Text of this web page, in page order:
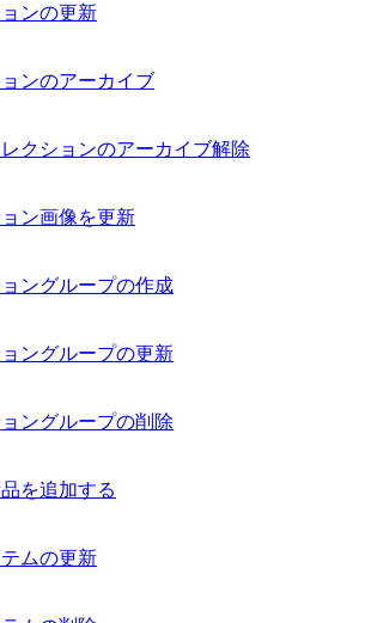
ンの更新
ンのアーカイブ
クションのアーカイブ解除
ン画像を更新
ングループの作成
ングループの更新
ングループの削除
を追加する
ムの更新